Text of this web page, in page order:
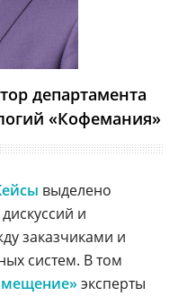
департамента
«Кофемания»
выделено
и
заказчиками и
систем. В том
эксперты